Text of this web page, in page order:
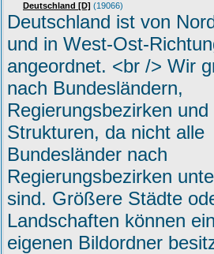
Deutschland [D] (19066)
Deutschland ist von
und in West-Ost-
angeordnet. <br /> Wir
nach Bundesländern,
Regierungsbezirken
Strukturen, da nicht alle
Bundesländer nach
Regierungsbezirken
sind. Größere Städte
Landschaften können
eigenen Bildordner